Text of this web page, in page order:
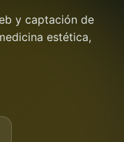
y captación de
estética,